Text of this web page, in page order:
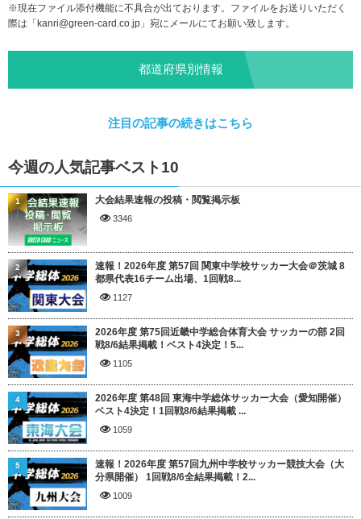
※現在ファイル添付機能に不具合が出ております。ファイルをお送りいただく
際は「 kanri@green-card.co.jp 」宛にメールにてお願い致します。
都道府県別情報
注目の記事の続きはこちら
今週の人気記事ベスト10
大会結果速報の投稿・閲覧掲示板
3346
1
速報！2026年度 第57回 関東中学校サッカー大会＠茨城 8
都県代表16チーム出場、1回戦8...
1127
2
2026年度 第75回近畿中学総合体育大会 サッカーの部 2回
戦8/6結果掲載！ベスト4決定！5...
1105
3
2026年度 第48回 東海中学総体サッカー大会（愛知開催）
ベスト4決定！1回戦8/6結果掲載 ...
1059
4
速報！2026年度 第57回九州中学校サッカー競技大会（大
分県開催） 1回戦8/6全結果掲載！2...
1009
5